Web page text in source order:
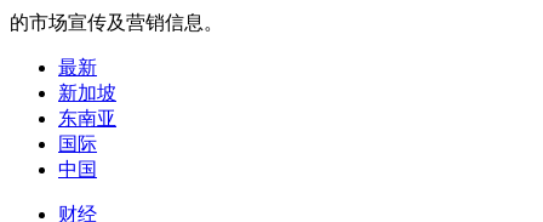
的市场宣传及营销信息。
最新
新加坡
东南亚
国际
中国
财经